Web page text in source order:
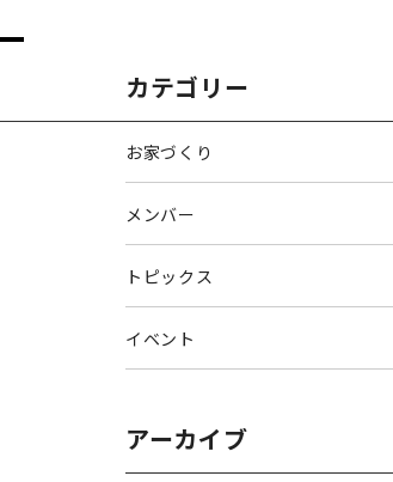
カテゴリー
お家づくり
メンバー
トピックス
イベント
アーカイブ